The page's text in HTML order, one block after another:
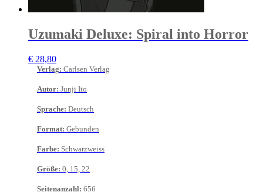
Uzumaki Deluxe: Spiral into Horror
€ 28,80
Verlag: Carlsen Verlag
Autor: Junji Ito
Sprache: Deutsch
Format: Gebunden
Farbe: Schwarzweiss
Größe: 0, 15, 22
Seitenanzahl: 656